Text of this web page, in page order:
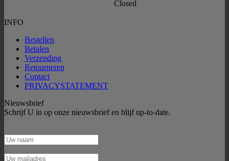
Closed
INFO
Bestellen
Betalen
Verzending
Retourneren
Contact
PRIVACYSTATEMENT
Nieuwsbrief
Schrijf U in op onze nieuwsbrief en blijf up-to-date.